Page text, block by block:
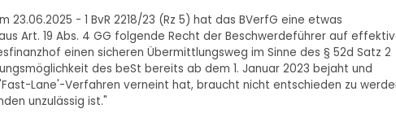
- 1 BvR 2218/23 (Rz 5) hat das BVerfG eine etwas
Art. 19 Abs. 4 GG folgende Recht der Beschwerdeführer auf
einen sicheren Übermittlungsweg im Sinne des § 52d Satz 2
des beSt bereits ab dem 1. Januar 2023 bejaht und
Lane'-Verfahren verneint hat, braucht nicht entschieden zu
unzulässig ist."